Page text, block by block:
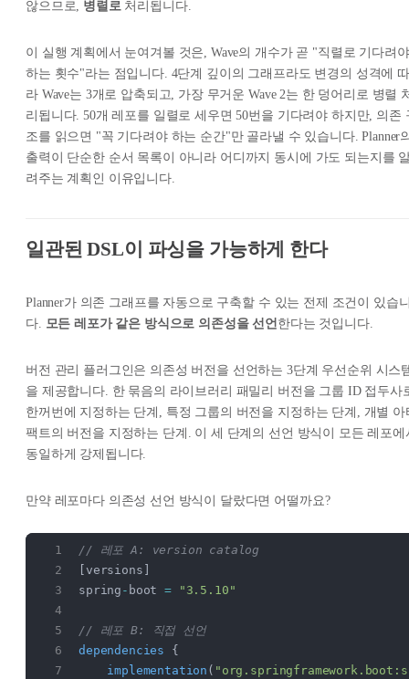
않으므로, 병렬로 처리됩니다.
이 실행 계획에서 눈여겨볼 것은, Wave의 개수가 곧 "직렬로 기다려야
하는 횟수"라는 점입니다. 4단계 깊이의 그래프라도 변경의 성격에 따
라 Wave는 3개로 압축되고, 가장 무거운 Wave 2는 한 덩어리로 병렬
리됩니다. 50개 레포를 일렬로 세우면 50번을 기다려야 하지만, 의존
조를 읽으면 "꼭 기다려야 하는 순간"만 골라낼 수 있습니다. Planner
출력이 단순한 순서 목록이 아니라 어디까지 동시에 가도 되는지 를
려주는 계획인 이유입니다.
일관된 DSL이 파싱을 가능하게 한다
Planner가 의존 그래프를 자동으로 구축할 수 있는 전제 조건이 있습
다. 모든 레포가 같은 방식으로 의존성을 선언한다는 것입니다.
버전 관리 플러그인은 의존성 버전을 선언하는 3단계 우선순위 시스
을 제공합니다. 한 묶음의 라이브러리 패밀리 버전을 그룹 ID 접두사
한꺼번에 지정하는 단계, 특정 그룹의 버전을 지정하는 단계, 개별 아
팩트의 버전을 지정하는 단계. 이 세 단계의 선언 방식이 모든 레포에
동일하게 강제됩니다.
만약 레포마다 의존성 선언 방식이 달랐다면 어떨까요?
// 레포 A: version catalog
[versions]
spring - boot = "3.5.10"
// 레포 B: 직접 선언
dependencies {
    implementation
(